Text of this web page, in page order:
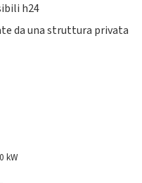
h24
da una struttura privata
kW